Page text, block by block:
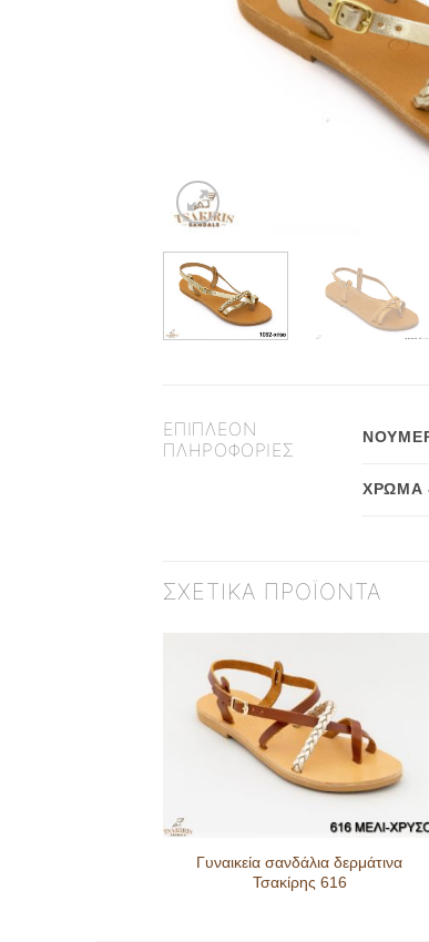
ΕΠΙΠΛΈΟΝ
ΠΛΗΡΟΦΟΡΊΕΣ
ΧΡΏΜΑ
ΣΧΕΤΙΚΆ ΠΡΟΪΌΝΤΑ
Γυναικεία σανδάλια δερμάτινα
Τσακίρης 616